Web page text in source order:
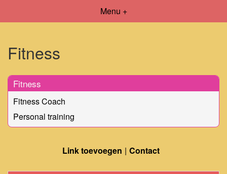
Menu +
Fitness
Fitness
Fitness Coach
Personal training
Link toevoegen Contact